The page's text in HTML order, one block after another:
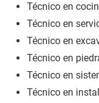
Técnico en
Técnico en
Técnico en
Técnico en
Técnico en
Técnico en